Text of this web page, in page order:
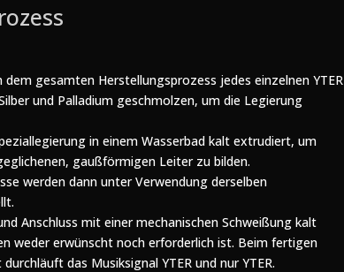
gesamten Herstellungsprozess jedes einzelnen YTER
und Palladium geschmolzen, um die Legierung
in einem Wasserbad kalt extrudiert, um
gaußförmigen Leiter zu bilden.
werden dann unter Verwendung derselben
Anschluss mit einer mechanischen Schweißung kalt
weder erwünscht noch erforderlich ist. Beim fertigen
das Musiksignal YTER und nur YTER.